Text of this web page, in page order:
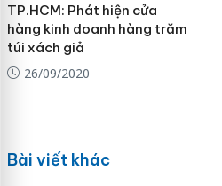
TP.HCM: Phát hiện cửa
hàng kinh doanh hàng trăm
túi xách giả
26/09/2020
Bài viết khác